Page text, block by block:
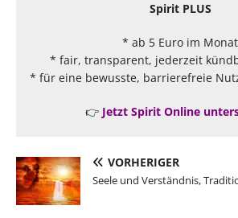
Spirit PLUS
* ab 5 Euro im Monat
* fair, transparent, jederzeit
* für eine bewusste, barrierefreie
👉 Jetzt Spirit Online
VORHERIGER
Seele und Verständnis,